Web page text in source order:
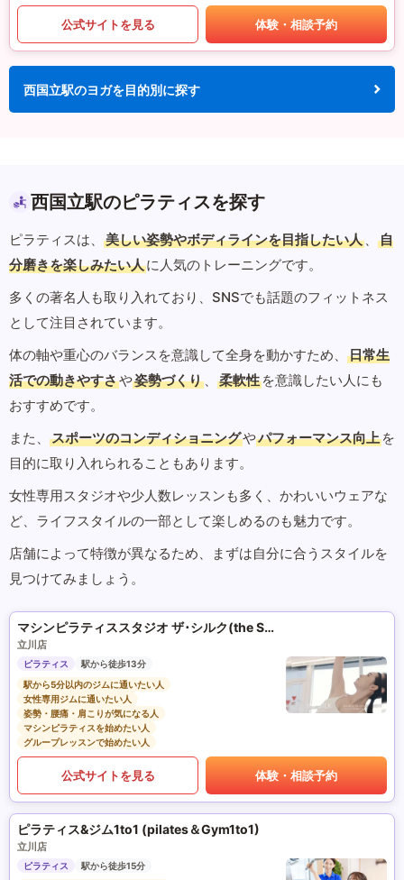
公式サイトを見る 体験・相談予約
西国立駅のヨガを目的別に探す
西国立駅のピラティスを探す
ピラティスは、 美しい姿勢やボディラインを目指したい人 、
自
分磨きを楽しみたい人に人気のトレーニングです。
多くの著名人も取り入れており、SNSでも話題のフィットネス
として注目されています。
体の軸や重心のバランスを意識して全身を動かすため、
日常生
活での動きやすさや姿勢づくり 、 柔軟性 を意識したい人にも
おすすめです。
また、
スポーツのコンディショニングやパフォーマンス向上 を
目的に取り入れられることもあります。
女性専用スタジオや少人数レッスンも多く、かわいいウェアな
ど、ライフスタイルの一部として楽しめるのも魅力です。
店舗によって特徴が異なるため、まずは自分に合うスタイルを
見つけてみましょう。
マシンピラティススタジオ ザ･シルク(the SILK)
立川店
ピラティス
駅から徒歩13分
駅から5分以内のジムに通いたい人
女性専用ジムに通いたい人
姿勢・腰痛・肩こりが気になる人
マシンピラティスを始めたい人
グループレッスンで始めたい人
公式サイトを見る 体験・相談予約
ピラティス&ジム1to1 (pilates＆Gym1to1)
立川店
ピラティス
駅から徒歩15分